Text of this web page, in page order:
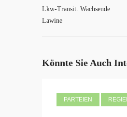
Lkw-Transit: Wachsende
Lawine
Könnte Sie Auch
PARTEIEN